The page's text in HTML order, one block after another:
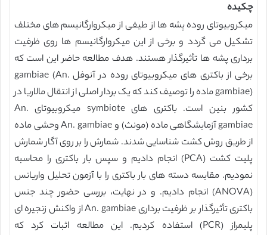
چکیده
ميکروبيوتای روده پشه ها از طیفی از میکروارگانیسم های مختلف
تشکیل می گردد و برخی از این میکروارگانیسم ها روی ظرفیت
برداری پشه ها تأثیرگذار هستند. هدف مطالعه حاضر این است که
برخی از باکتری های ميکروبيوتای روده در آنوفل gambiae (An.
gambiae) ماده را توصیف کند که یک بردار اصلی از انتقال مالاریا در
کشور بنین است. باکتری های symbiote ميکروبيوتای An.
gambiae آزمایشگاهی ماده (مونث) و An. gambiae وحشی ماده
از طریق روش کشت شناسایی شدند. شمارش را بر روی آگار شمارش
پلیت کشت (PCA) انجام دادیم و سپس بار باکتری را محاسبه
نمودیم. مقایسه دسته های بار باکتری را با آزمون تحلیل واریانس
(ANOVA) انجام دادیم. و در نهایت، بررسی حضور چند جنس
باکتری تأثیرگذار بر ظرفیت برداری An. gambiae از واکنش زنجیره ای
پلیمراز (PCR) استفاده کردیم. این مطالعه اثبات کرد که